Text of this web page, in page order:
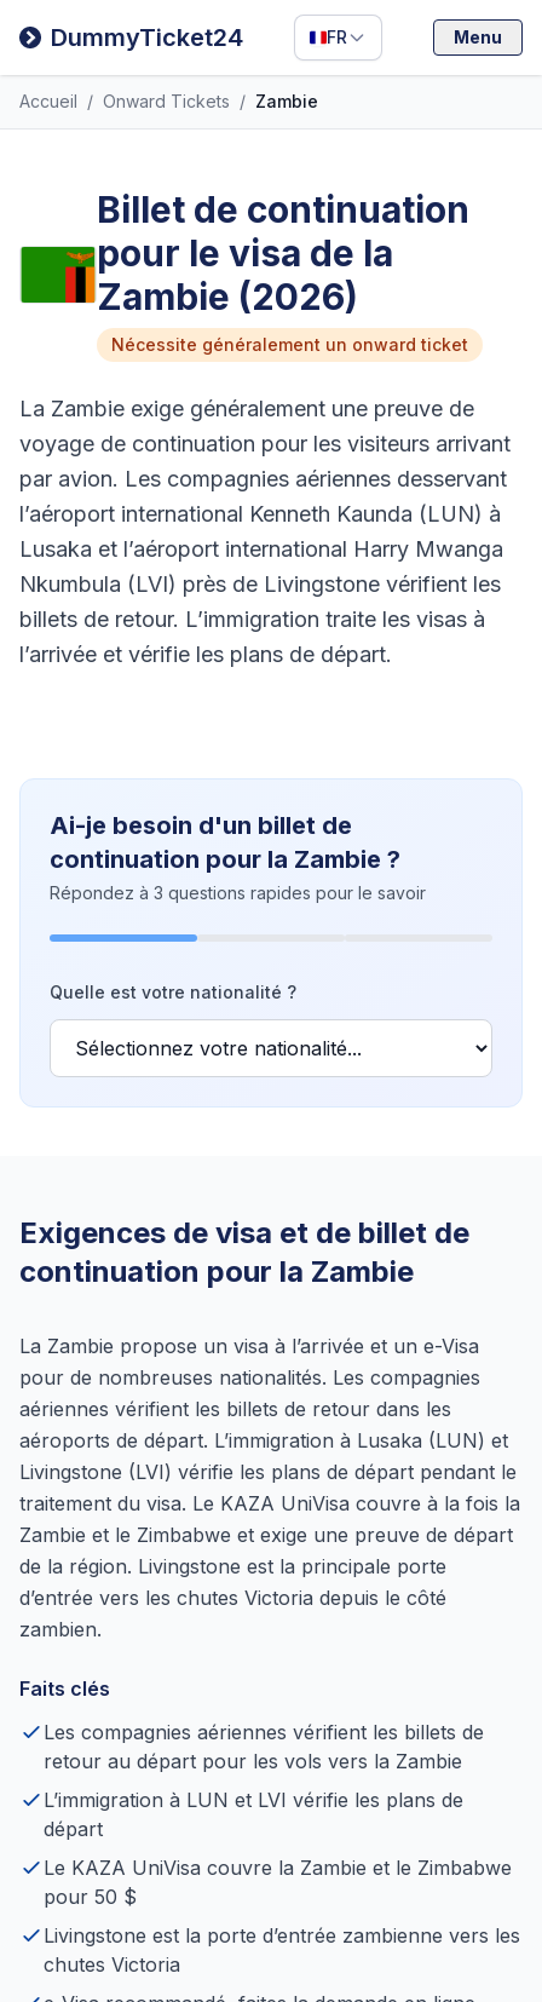
DummyTicket24 FR
Filipino
Deutsch
Menu
Accueil / Onward Tickets / Zambie
Billet de continuation
pour le visa de la
Zambie (2026)
Nécessite généralement un onward ticket
La Zambie exige généralement une preuve de
voyage de continuation pour les visiteurs arrivant
par avion. Les compagnies aériennes desservant
l’aéroport international Kenneth Kaunda (LUN) à
Lusaka et l’aéroport international Harry Mwanga
Nkumbula (LVI) près de Livingstone vérifient les
billets de retour. L’immigration traite les visas à
l’arrivée et vérifie les plans de départ.
Ai-je besoin d'un billet de
continuation pour la Zambie ?
Répondez à 3 questions rapides pour le savoir
Quelle est votre nationalité ?
Exigences de visa et de billet de
continuation pour la Zambie
La Zambie propose un visa à l’arrivée et un e-Visa
pour de nombreuses nationalités. Les compagnies
aériennes vérifient les billets de retour dans les
aéroports de départ. L’immigration à Lusaka (LUN) et
Livingstone (LVI) vérifie les plans de départ pendant le
traitement du visa. Le KAZA UniVisa couvre à la fois la
Zambie et le Zimbabwe et exige une preuve de départ
de la région. Livingstone est la principale porte
d’entrée vers les chutes Victoria depuis le côté
zambien.
Faits clés
Les compagnies aériennes vérifient les billets de
retour au départ pour les vols vers la Zambie
L’immigration à LUN et LVI vérifie les plans de
départ
Le KAZA UniVisa couvre la Zambie et le Zimbabwe
pour 50 $
Livingstone est la porte d’entrée zambienne vers les
chutes Victoria